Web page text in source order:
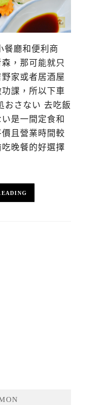
餐廳和便利商
，那可能就只
家或者居酒屋
課，所以下車
おさない 去吃飯
是一間定食和
且營業時間較
晚餐的好選擇